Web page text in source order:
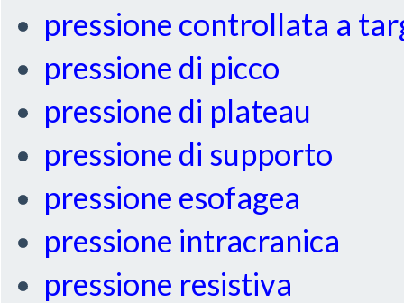
pressione controllata a
pressione di picco
pressione di plateau
pressione di supporto
pressione esofagea
pressione intracranica
pressione resistiva